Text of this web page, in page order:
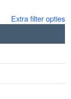
Extra filter opties